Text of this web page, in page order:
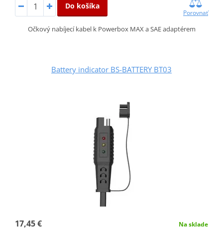
Do košíka
Porovnať
Očkový nabíjecí kabel k Powerbox MAX a SAE adaptérem
Battery indicator BS-BATTERY BT03
17,45 € Na sklade